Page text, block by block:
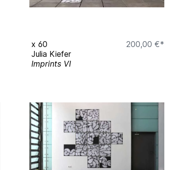
x 60
200,00 €*
Julia Kiefer
Imprints VI